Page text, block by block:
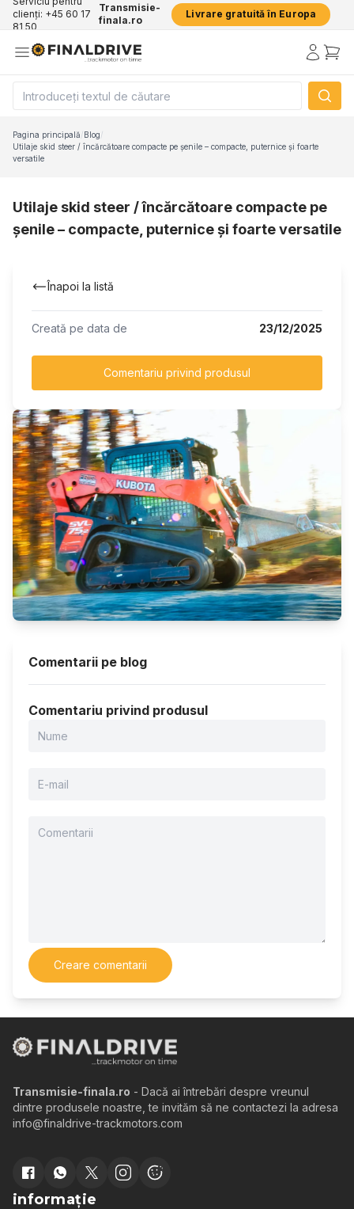
clienți: +45 60 17
81 50
Transmisie-
finala.ro
Livrare gratuită în Europa
Pagina principală/Blog/
Utilaje skid steer / încărcătoare compacte pe șenile – compacte, puternice și foarte
versatile
Utilaje skid steer / încărcătoare compacte pe
șenile – compacte, puternice și foarte versatile
Înapoi la listă
Creată pe data de 23/12/2025
Comentariu privind produsul
Comentarii pe blog
Comentariu privind produsul
Creare comentarii
Transmisie-finala.ro - Dacă ai întrebări despre vreunul
dintre produsele noastre, te invităm să ne contactezi la adresa
info@finaldrive-trackmotors.com
informație